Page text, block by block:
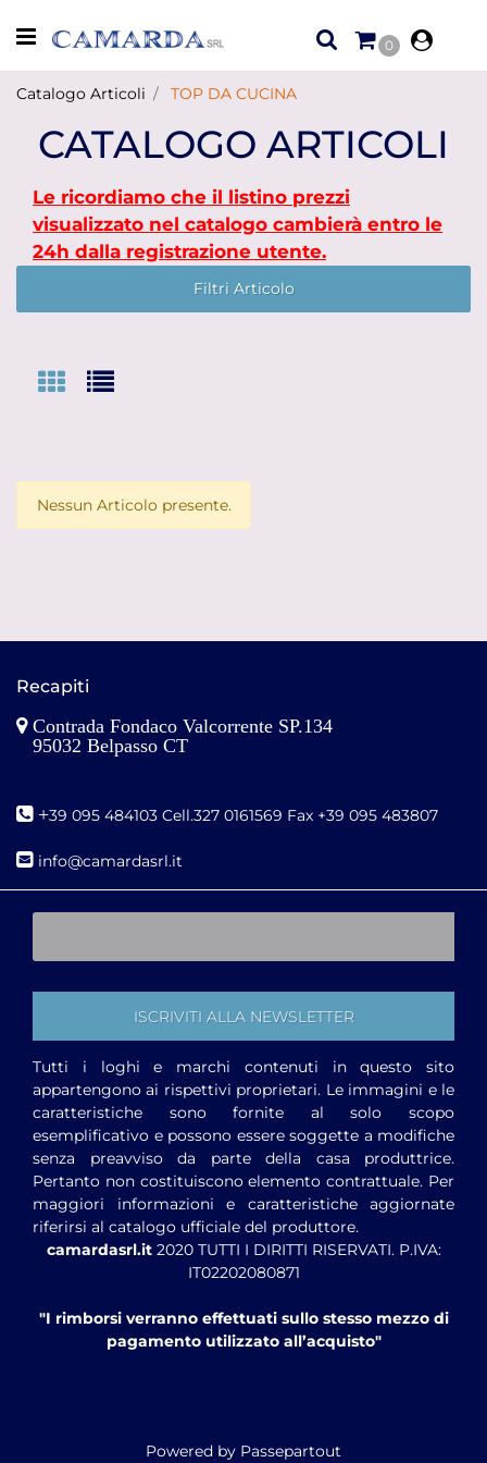
Open menu
0
Catalogo Articoli TOP DA CUCINA
CATALOGO ARTICOLI
Le ricordiamo che il listino prezzi
visualizzato nel catalogo cambierà entro le
24h dalla registrazione utente.
Filtri Articolo
Nessun Articolo presente.
Recapiti
Contrada Fondaco Valcorrente SP.134
95032 Belpasso CT
+39 095 484103 Cell.327 0161569 Fax +39 095 483807
info@camardasrl.it
Tutti i loghi e marchi contenuti in questo sito
appartengono ai rispettivi proprietari. Le immagini e le
caratteristiche sono fornite al solo scopo
esemplificativo e possono essere soggette a modifiche
senza preavviso da parte della casa produttrice.
Pertanto non costituiscono elemento contrattuale. Per
maggiori informazioni e caratteristiche aggiornate
riferirsi al catalogo ufficiale del produttore.
camardasrl.it2020 TUTTI I DIRITTI RISERVATI. P.IVA:
IT02202080871
"I rimborsi verranno effettuati sullo stesso mezzo di
pagamento utilizzato all’acquisto"
Powered by Passepartout